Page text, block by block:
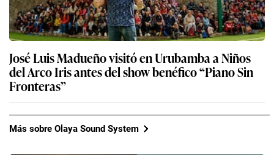
José Luis Madueño visitó en Urubamba a Niños
del Arco Iris antes del show benéfico “Piano Sin
Fronteras”
Más sobre Olaya Sound System